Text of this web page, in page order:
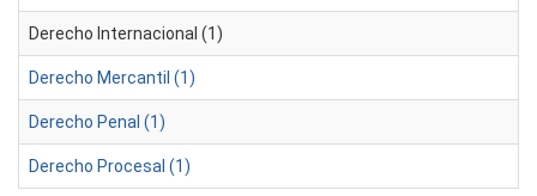
Derecho Internacional (1)
Derecho Mercantil (1)
Derecho Penal (1)
Derecho Procesal (1)